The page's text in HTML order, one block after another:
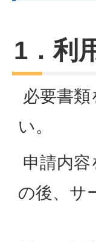
1．利
必要書
い。
申請内
の後、サ